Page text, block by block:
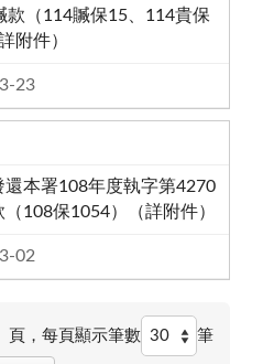
款（114贓保15、114貴保
附件）
23
還本署108年度執字第4270
（108保1054）（詳附件）
02
頁， 每頁顯示筆數 筆